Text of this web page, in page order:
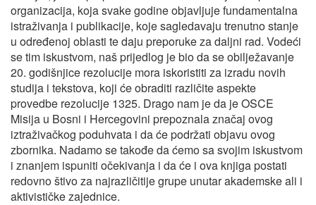
organizacija, koja svake godine objavljuje fundamentalna
istraživanja i publikacije, koje sagledavaju trenutno stanje
u određenoj oblasti te daju preporuke za daljni rad. Vodeći
se tim iskustvom, naš prijedlog je bio da se obilježavanje
20. godišnjice rezolucije mora iskoristiti za izradu novih
studija i tekstova, koji će obraditi različite aspekte
provedbe rezolucije 1325. Drago nam je da je OSCE
Misija u Bosni i Hercegovini prepoznala značaj ovog
iztraživačkog poduhvata i da će podržati objavu ovog
zbornika. Nadamo se takođe da ćemo sa svojim iskustvom
i znanjem ispuniti očekivanja i da će i ova knjiga postati
redovno štivo za najrazličitije grupe unutar akademske ali i
aktivističke zajednice.